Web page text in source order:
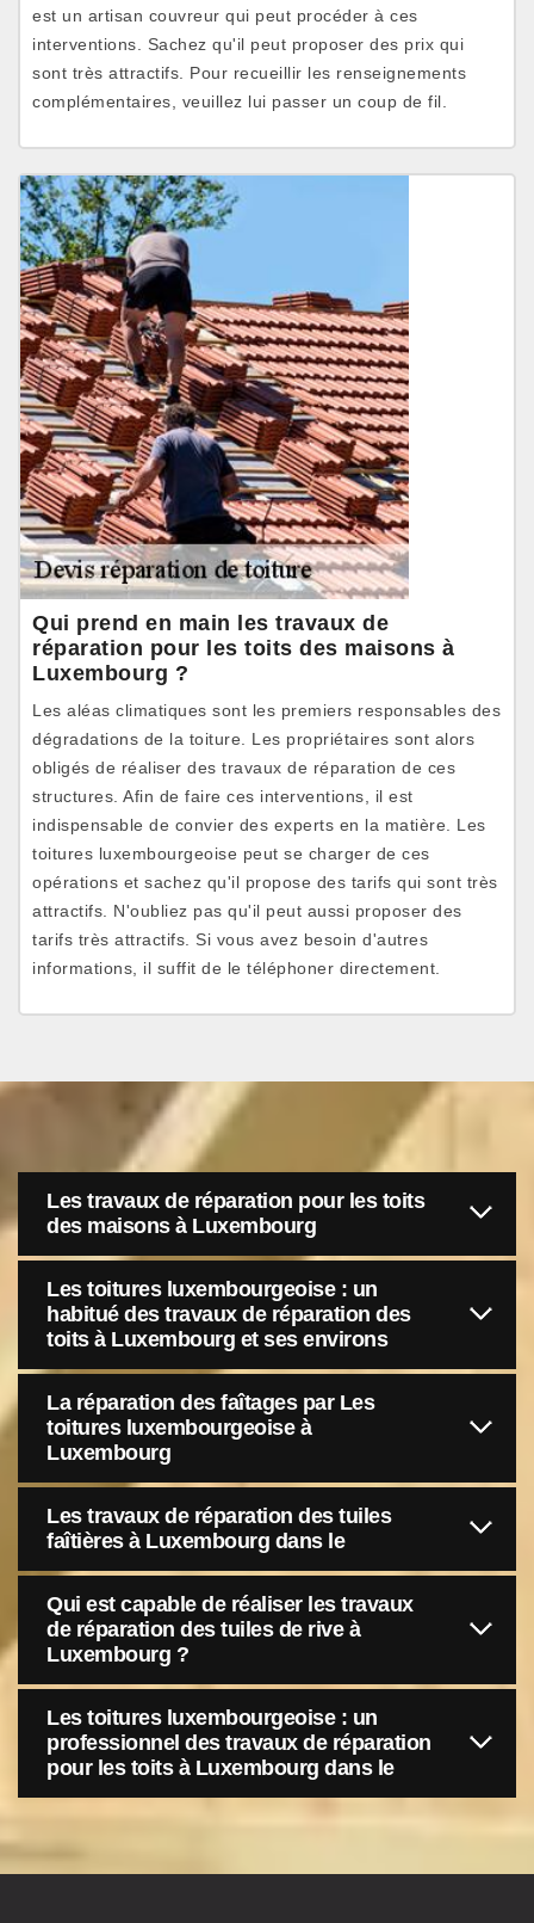
est un artisan couvreur qui peut procéder à ces
interventions. Sachez qu'il peut proposer des prix qui
sont très attractifs. Pour recueillir les renseignements
complémentaires, veuillez lui passer un coup de fil.
Qui prend en main les travaux de
réparation pour les toits des maisons à
Luxembourg ?
Les aléas climatiques sont les premiers responsables des
dégradations de la toiture. Les propriétaires sont alors
obligés de réaliser des travaux de réparation de ces
structures. Afin de faire ces interventions, il est
indispensable de convier des experts en la matière. Les
toitures luxembourgeoise peut se charger de ces
opérations et sachez qu'il propose des tarifs qui sont très
attractifs. N'oubliez pas qu'il peut aussi proposer des
tarifs très attractifs. Si vous avez besoin d'autres
informations, il suffit de le téléphoner directement.
Les travaux de réparation pour les toits
des maisons à Luxembourg
Les toitures luxembourgeoise : un
habitué des travaux de réparation des
toits à Luxembourg et ses environs
La réparation des faîtages par Les
toitures luxembourgeoise à
Luxembourg
Les travaux de réparation des tuiles
faîtières à Luxembourg dans le
Qui est capable de réaliser les travaux
de réparation des tuiles de rive à
Luxembourg ?
Les toitures luxembourgeoise : un
professionnel des travaux de réparation
pour les toits à Luxembourg dans le